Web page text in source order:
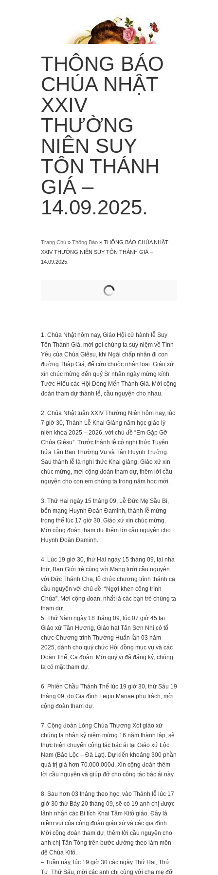
“Từ trời cao, Em sẽ làm mưa hoa hồng rơi xuống trần
gian!”
THÔNG BÁO
CHÚA NHẬT
XXIV
THƯỜNG
NIÊN SUY
TÔN THÁNH
GIÁ –
14.09.2025.
Trang Chủ » Thông Báo » THÔNG BÁO CHÚA NHẬT
XXIV THƯỜNG NIÊN SUY TÔN THÁNH GIÁ –
14.09.2025.
1. Chúa Nhật hôm nay, Giáo Hội cử hành lễ Suy
Tôn Thánh Giá, mời gọi chúng ta suy niệm về Tình
Yêu của Chúa Giêsu, khi Ngài chấp nhận đi con
đường Thập Giá, để cứu chuộc nhân loại. Giáo xứ
xin chúc mừng đến quý Sr nhân ngày mừng kính
Tước Hiệu các Hội Dòng Mến Thánh Giá. Mời cộng
đoàn tham dự thánh lễ, cầu nguyện cho nhau.
2. Chúa Nhật tuần XXIV Thường Niên hôm nay, lúc
7 giờ 30, Thánh Lễ Khai Giảng năm học giáo lý
niên khóa 2025 – 2026, với chủ đề “Em Gặp Gỡ
Chúa Giêsu”. Trước thánh lễ có nghi thức Tuyên
hứa Tân Ban Thường Vụ và Tân Huynh Trưởng.
Sau thánh lễ là nghi thức Khai giảng. Giáo xứ xin
chúc mừng, mời cộng đoàn tham dự, thêm lời cầu
nguyện cho con em chúng ta trong năm học mới.
3. Thứ Hai ngày 15 tháng 09, Lễ Đức Mẹ Sầu Bi,
bổn mạng Huynh Đoàn Đaminh, thánh lễ mừng
trọng thể lúc 17 giờ 30, Giáo xứ xin chúc mừng.
Mời cộng đoàn tham dự thêm lời cầu nguyện cho
Huynh Đoàn Đaminh.
4. Lúc 19 giờ 30, thứ Hai ngày 15 tháng 09, tại nhà
thờ, Ban Giới trẻ cùng với Mạng lưới cầu nguyện
với Đức Thánh Cha, tổ chức chương trình thánh ca
cầu nguyện với chủ đề: “Ngợi khen công trình
Chúa”. Mời cộng đoàn, nhất là các bạn trẻ chúng ta
tham dự.
5. Thứ Năm ngày 18 tháng 09, lúc 07 giờ 45 tại
Giáo xứ Tân Hương, Giáo hạt Tân Sơn Nhì có tổ
chức Chương trình Thường Huấn lần 03 năm
2025, dành cho quý chức Hội đồng mục vụ và các
Đoàn Thể, Ca đoàn. Mời quý vị đã đăng ký, chúng
ta có mặt tham dự.
6. Phiên Chầu Thánh Thể lúc 19 giờ 30, thứ Sáu 19
tháng 09, do Gia đình Legio Mariae phụ trách, mời
cộng đoàn tham dự.
7. Cộng đoàn Lòng Chúa Thương Xót giáo xứ
chúng ta nhân kỷ niệm mừng 16 năm thành lập, sẽ
thực hiện chuyến công tác bác ái tại Giáo xứ Lộc
Nam (Bảo Lộc – Đà Lạt). Dự kiến khoảng 300 phần
quà trị giá hơn 70.000.000đ. Xin cộng đoàn thêm
lời cầu nguyện và giúp đỡ cho công tác bác ái này.
8. Sau hơn 03 tháng theo học, vào Thánh lễ lúc 17
giờ 30 thứ Bảy 20 tháng 09, sẽ có 19 anh chị được
lãnh nhận các Bí tích Khai Tâm Kitô giáo. Đây là
niềm vui của cộng đoàn giáo xứ và các gia đình.
Mời cộng đoàn tham dự, thêm lời cầu nguyện cho
anh chị Tân Tòng trên bước đường theo làm môn
đệ Chúa Kitô.
– Tuần này, lúc 19 giờ 30 các ngày Thứ Hai, Thứ
Tư, Thứ Sáu, mời các anh chị cùng với cha mẹ đỡ